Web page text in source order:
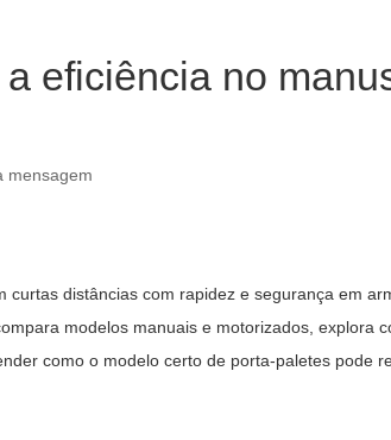
eficiência no
mensagem
distâncias com rapidez e segurança em
modelos manuais e motorizados, explora
como o modelo certo de porta-paletes pode